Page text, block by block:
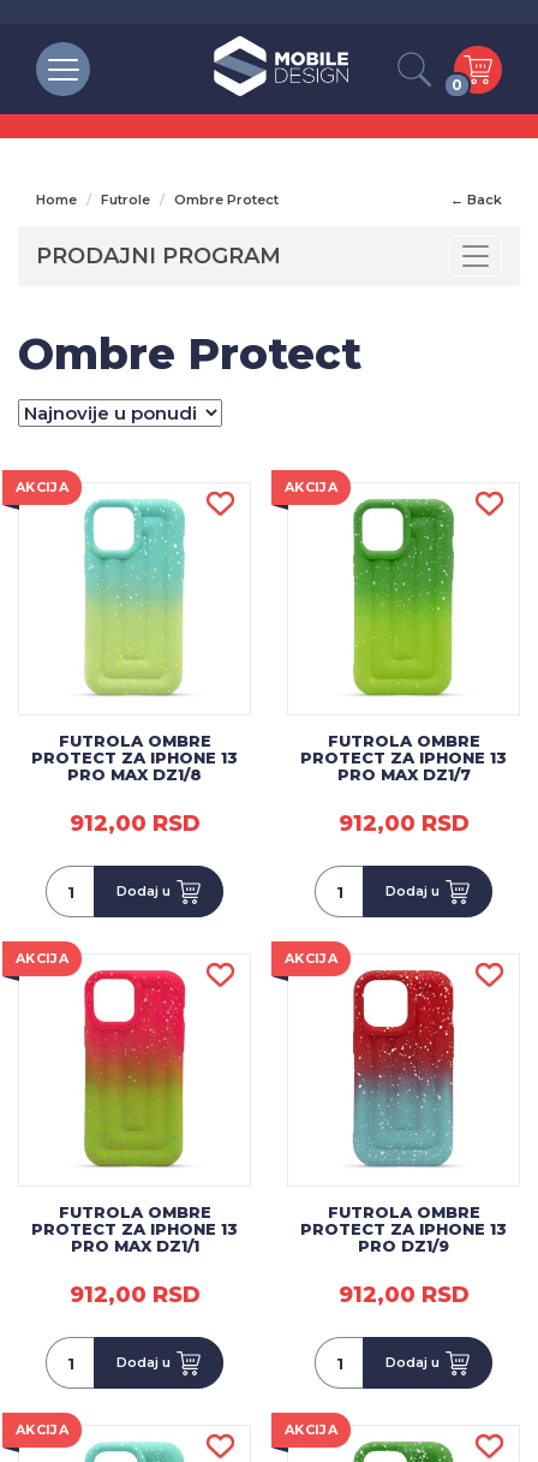
0
Home Futrole Ombre Protect ← Back
PRODAJNI PROGRAM
Ombre Protect
AKCIJA
FUTROLA OMBRE
PROTECT ZA IPHONE 13
PRO MAX DZ1/8
912,00 RSD
Dodaj u
AKCIJA
FUTROLA OMBRE
PROTECT ZA IPHONE 13
PRO MAX DZ1/7
912,00 RSD
Dodaj u
AKCIJA
FUTROLA OMBRE
PROTECT ZA IPHONE 13
PRO MAX DZ1/1
912,00 RSD
Dodaj u
AKCIJA
FUTROLA OMBRE
PROTECT ZA IPHONE 13
PRO DZ1/9
912,00 RSD
Dodaj u
AKCIJA AKCIJA